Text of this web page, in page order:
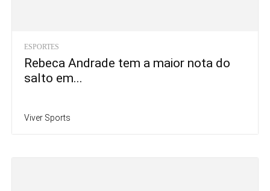
ESPORTES
Rebeca Andrade tem a maior nota do
salto em...
Viver Sports